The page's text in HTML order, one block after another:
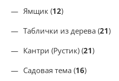
Ямщик (12)
Таблички из дерева (21)
Кантри (Рустик) (21)
Садовая тема (16)